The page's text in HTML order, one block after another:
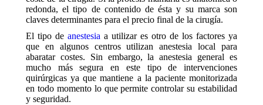
redonda, el tipo de contenido de ésta y su marca son
claves determinantes para el precio final de la cirugía.
El tipo de anestesia a utilizar es otro de los factores ya
que en algunos centros utilizan anestesia local para
abaratar costes. Sin embargo, la anestesia general es
mucho más segura en este tipo de intervenciones
quirúrgicas ya que mantiene a la paciente monitorizada
en todo momento lo que permite controlar su estabilidad
y seguridad.